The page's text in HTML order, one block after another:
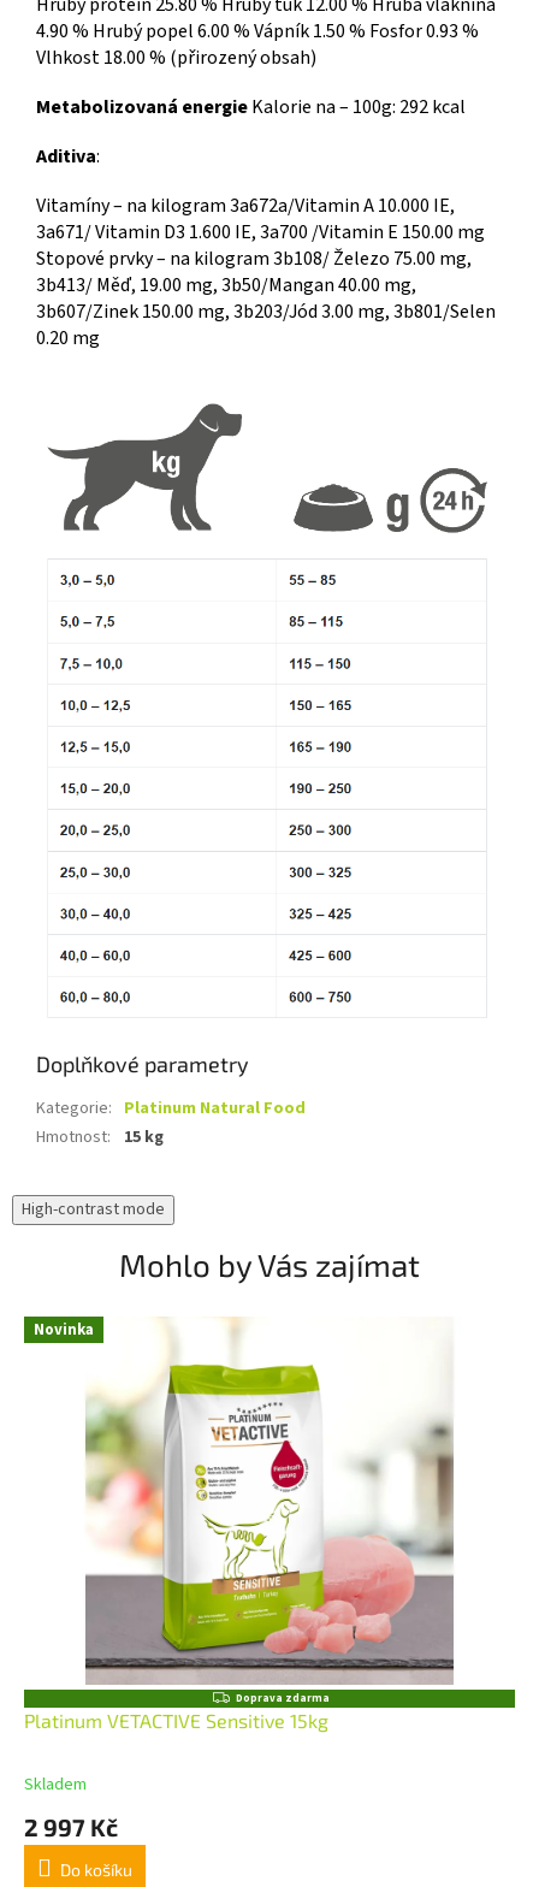
4.90 % Hrubý popel 6.00 % Vápník 1.50 % Fosfor 0.93 %
Vlhkost 18.00 % (přirozený obsah)
Metabolizovaná energieKalorie na – 100g: 292 kcal
Aditiva:
Vitamíny – na kilogram 3a672a/Vitamin A 10.000 IE,
3a671/ Vitamin D3 1.600 IE, 3a700 /Vitamin E 150.00 mg
Stopové prvky – na kilogram 3b108/ Železo 75.00 mg,
3b413/ Měď, 19.00 mg, 3b50/Mangan 40.00 mg,
3b607/Zinek 150.00 mg, 3b203/Jód 3.00 mg, 3b801/Selen
0.20 mg
Doplňkové parametry
Kategorie: Platinum Natural Food
Hmotnost: 15 kg
High-contrast mode
Mohlo by Vás zajímat
Novinka
Z
A
Doprava zdarma
Platinum VETACTIVE Sensitive 15kg
Skladem
2 997 Kč
Do košíku